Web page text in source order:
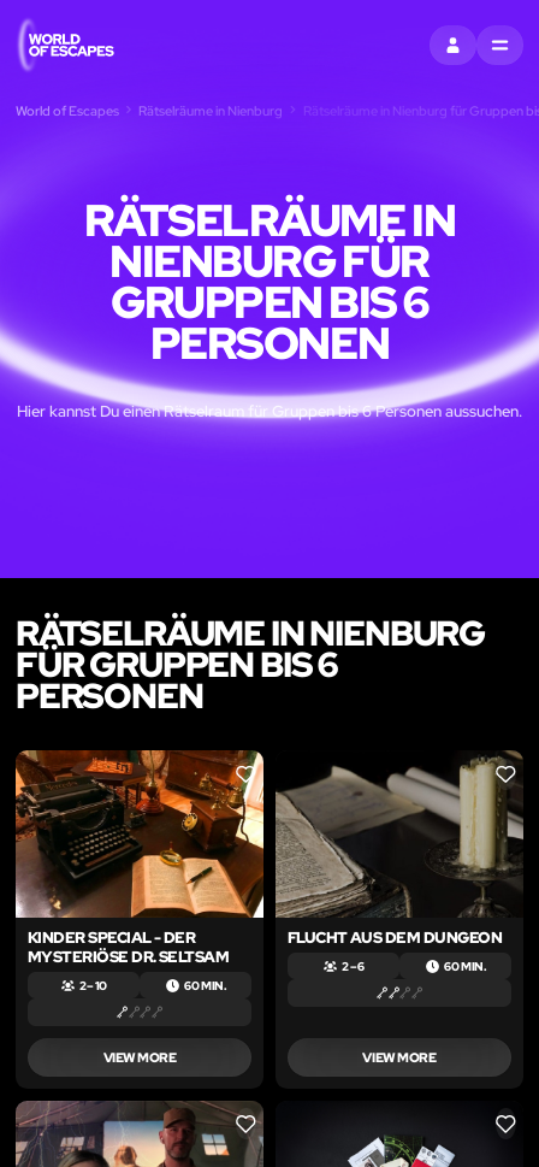
EINTRAGEN
MENU
World of Escapes Rätselräume in Nienburg Rätselräume in Nienburg für Gruppen
RÄTSELRÄUME IN
NIENBURG FÜR
GRUPPEN BIS 6
PERSONEN
Hier kannst Du einen Rätselraum für Gruppen bis 6 Personen aussuchen.
RÄTSELRÄUME IN NIENBURG
FÜR GRUPPEN BIS 6
PERSONEN
LIKE
KINDER SPECIAL - DER
MYSTERIÖSE DR. SELTSAM
2 – 10 60 MIN.
VIEW MORE
LIKE
FLUCHT AUS DEM DUNGEON
2 – 6 60 MIN.
VIEW MORE
LIKE LIKE